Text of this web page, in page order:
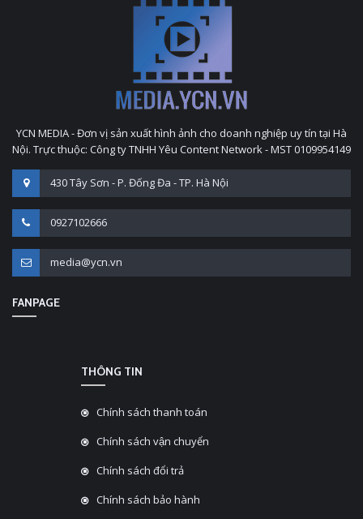
YCN MEDIA - Đơn vị sản xuất hình ảnh cho doanh nghiệp uy tín tại Hà
Nội. Trực thuộc: Công ty TNHH Yêu Content Network - MST 0109954149
430 Tây Sơn - P. Đống Đa - TP. Hà Nội
0927102666
media@ycn.vn
FANPAGE
THÔNG TIN
Chính sách thanh toán
Chính sách vận chuyển
Chính sách đổi trả
Chính sách bảo hành